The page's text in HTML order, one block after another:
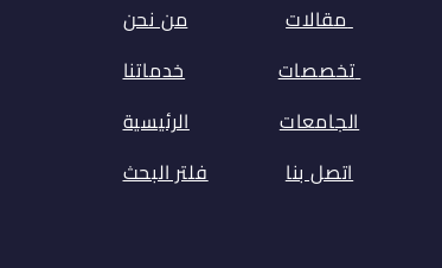
من نحن
خدماتنا
الرئيسية
فلتر البحث
مقالات
تخصصات
الجامعات
اتصل بنا